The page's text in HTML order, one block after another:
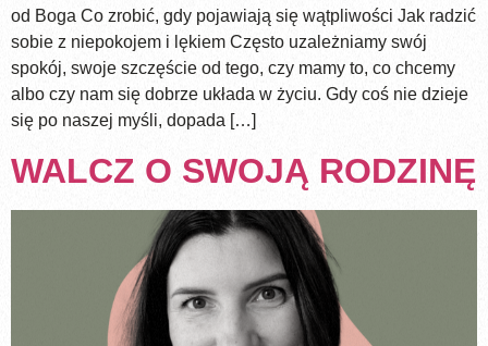
od Boga Co zrobić, gdy pojawiają się wątpliwości Jak radzić
sobie z niepokojem i lękiem Często uzależniamy swój
spokój, swoje szczęście od tego, czy mamy to, co chcemy
albo czy nam się dobrze układa w życiu. Gdy coś nie dzieje
się po naszej myśli, dopada […]
WALCZ O SWOJĄ RODZINĘ